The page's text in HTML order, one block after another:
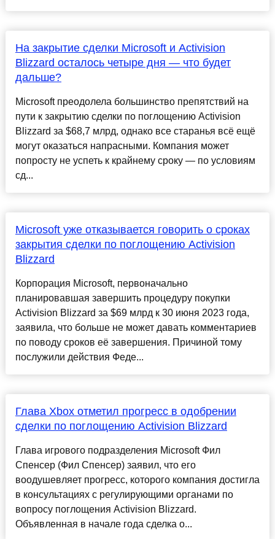
На закрытие сделки Microsoft и Activision
Blizzard осталось четыре дня — что будет
дальше?
Microsoft преодолела большинство препятствий на
пути к закрытию сделки по поглощению Activision
Blizzard за $68,7 млрд, однако все старанья всё ещё
могут оказаться напрасными. Компания может
попросту не успеть к крайнему сроку — по условиям
сд...
Microsoft уже отказывается говорить о сроках
закрытия сделки по поглощению Activision
Blizzard
Корпорация Microsoft, первоначально
планировавшая завершить процедуру покупки
Activision Blizzard за $69 млрд к 30 июня 2023 года,
заявила, что больше не может давать комментариев
по поводу сроков её завершения. Причиной тому
послужили действия Феде...
Глава Xbox отметил прогресс в одобрении
сделки по поглощению Activision Blizzard
Глава игрового подразделения Microsoft Фил
Спенсер (Фил Спенсер) заявил, что его
воодушевляет прогресс, которого компания достигла
в консультациях с регулирующими органами по
вопросу поглощения Activision Blizzard.
Объявленная в начале года сделка о...